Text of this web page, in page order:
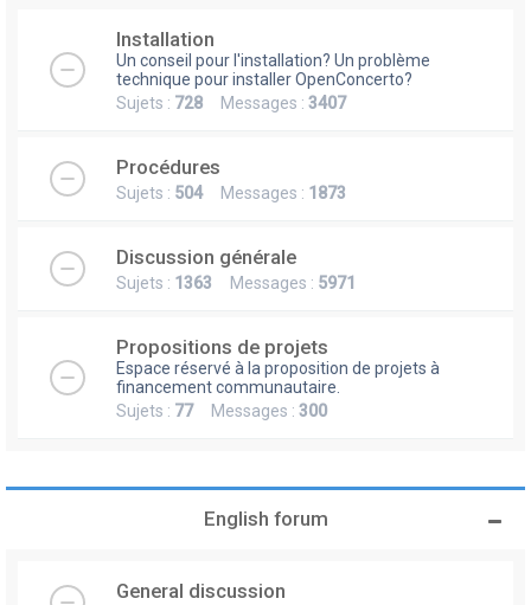
Installation
Un conseil pour l'installation? Un problème
technique pour installer OpenConcerto?
Sujets : 728 Messages : 3407
Procédures
Sujets : 504Messages : 1873
Discussion générale
Sujets : 1363 Messages : 5971
Propositions de projets
Espace réservé à la proposition de projets à
financement communautaire.
Sujets : 77Messages : 300
English forum
General discussion